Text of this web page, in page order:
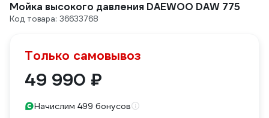
Мойка высокого давления DAEWOO DAW 775
Код товара: 36633768
Только самовывоз
49 990 ₽
Начислим 499 бонусов